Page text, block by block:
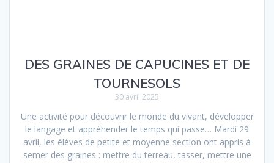
DES GRAINES DE CAPUCINES ET DE
TOURNESOLS
30 avril 2025
Une activité pour découvrir le monde du vivant, développer
le langage et appréhender le temps qui passe… Mardi 29
avril, les élèves de petite et moyenne section ont appris à
semer des graines : mettre du terreau, tasser, mettre une